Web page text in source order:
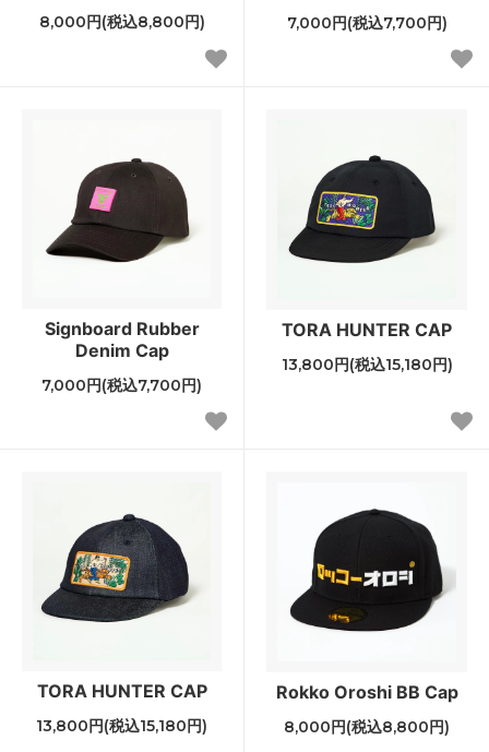
8,000円(税込8,800円) 7,000円(税込7,700円)
Signboard Rubber
Denim Cap
7,000円(税込7,700円)
TORA HUNTER CAP
13,800円(税込15,180円)
TORA HUNTER CAP
13,800円(税込15,180円)
Rokko Oroshi BB Cap
8,000円(税込8,800円)